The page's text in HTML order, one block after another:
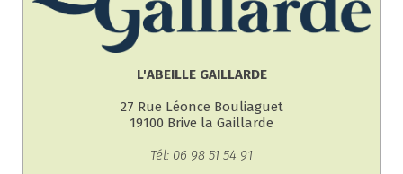
L'ABEILLE GAILLARDE
27 Rue Léonce Bouliaguet
19100 Brive la Gaillarde
Tél: 06 98 51 54 91